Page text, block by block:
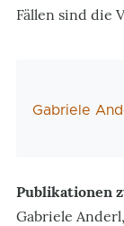
Fällen sind die
AutorIn
Gabriele
Publikationen
Gabriele